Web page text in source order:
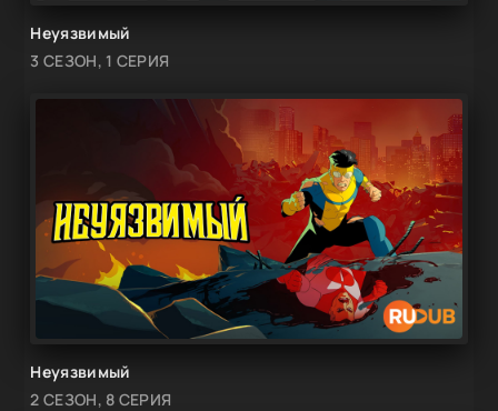
Неуязвимый
3 СЕЗОН, 1 СЕРИЯ
Неуязвимый
2 СЕЗОН, 8 СЕРИЯ